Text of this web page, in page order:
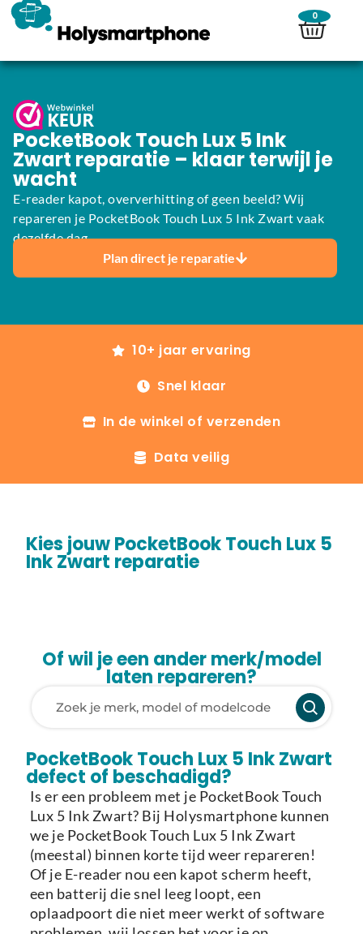
0
PocketBook Touch Lux 5 Ink
Zwart reparatie – klaar terwijl je
wacht
E-reader kapot, oververhitting of geen beeld? Wij
repareren je PocketBook Touch Lux 5 Ink Zwart vaak
dezelfde dag.
Plan direct je reparatie
10+ jaar ervaring
Snel klaar
In de winkel of verzenden
Data veilig
Kies jouw PocketBook Touch Lux 5
Ink Zwart reparatie
Of wil je een ander merk/model
laten repareren?
PocketBook Touch Lux 5 Ink Zwart
defect of beschadigd?
Is er een probleem met je PocketBook Touch
Lux 5 Ink Zwart? Bij Holysmartphone kunnen
we je PocketBook Touch Lux 5 Ink Zwart
(meestal) binnen korte tijd weer repareren!
Of je E-reader nou een kapot scherm heeft,
een batterij die snel leeg loopt, een
oplaadpoort die niet meer werkt of software